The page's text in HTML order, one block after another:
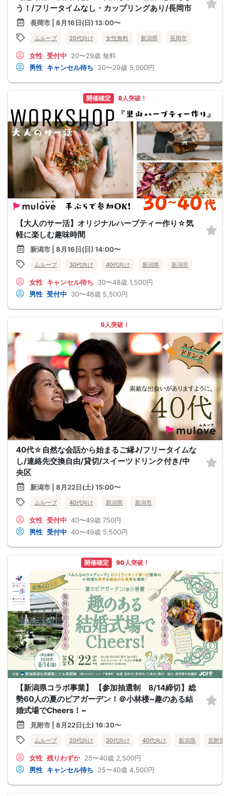
う！/フリータイムなし・カップリングあり/長岡市
長岡市 | 8月16日(日) 13:00〜
ムルーブ 20代向け 女性無料 新潟県 長岡市
女性 受付中 20〜29歳 無料
男性 キャンセル待ち 20〜29歳 5,000円
開催確定 8人突破！
【大人のサー活】オリジナルハーブティー作り☆気
軽に楽しむ趣味時間
新潟市 | 8月16日(日) 14:00〜
ムルーブ 30代向け 40代向け 新潟県 新潟市
女性 キャンセル待ち 30〜48歳 1,500円
男性 受付中 30〜48歳 5,500円
5人突破！
40代☆自然な会話から始まるご縁♪/フリータイムな
し/連絡先交換自由/貸切/スイーツドリンク付き/中
央区
新潟市 | 8月22日(土) 15:00〜
ムルーブ 40代向け 新潟県 新潟市
女性 受付中 40〜49歳 750円
男性 受付中 40〜49歳 5,500円
開催確定 90人突破！
【新潟県コラボ事業】 【参加抽選制 8/14締切】総
勢60人の夏のビアガーデン！＠小林楼~趣のある結
婚式場でCheers！~
見附市 | 8月22日(土) 16:30〜
ムルーブ 20代向け 30代向け 40代向け 新潟県 見附市
女性 残りわずか 25〜40歳 2,500円
男性 キャンセル待ち 25〜40歳 4,500円